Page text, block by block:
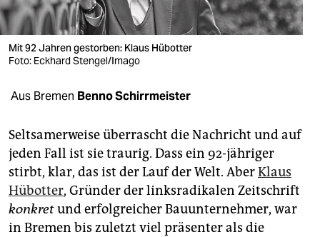
verlag
veranstaltungen
fragen & hilfe
unterstützen
abo
genossenschaft
epaper login
Mit 92 Jahren gestorben: Klaus Hübotter
Foto: Eckhard Stengel/Imago
Aus Bremen Benno Schirrmeister
Seltsamerweise überrascht die Nachricht und auf
jeden Fall ist sie traurig. Dass ein 92-jähriger
stirbt, klar, das ist der Lauf der Welt. AberKlaus
Hübotter, Gründer der linksradikalen Zeitschrift
konkretund erfolgreicher Bauunternehmer, war
in Bremen bis zuletzt viel präsenter als die